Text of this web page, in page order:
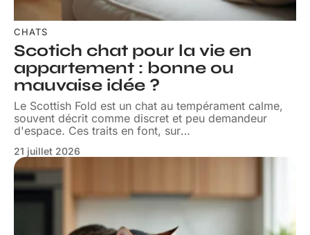
CHATS
Scotich chat pour la vie en
appartement : bonne ou
mauvaise idée ?
Le Scottish Fold est un chat au tempérament calme,
souvent décrit comme discret et peu demandeur
d'espace. Ces traits en font, sur…
21 juillet 2026